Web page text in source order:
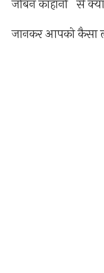
जीबन काहानी से
जानकर आपको कैसा